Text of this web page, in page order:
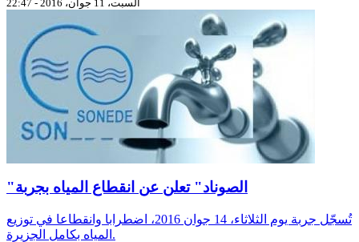
السبت، 11 جوان، 2016 - 22:47
"الصوناد" تعلن عن انقطاع المياه بجربة
تُسجّل جربة يوم الثلاثاء، 14 جوان 2016، اضطرابا وانقطاعا في توزيع
المياه بكامل الجزيرة.